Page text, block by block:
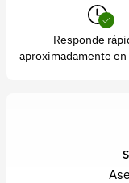
Responde
aproximadamente en